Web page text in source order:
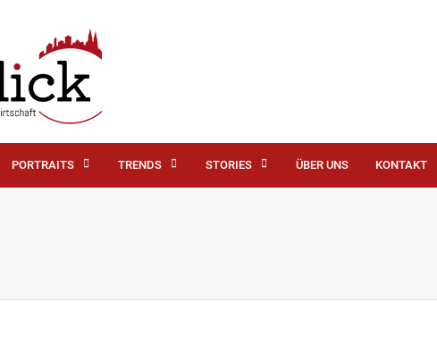
PORTRAITS TRENDS STORIES ÜBER UNS KONTAKT